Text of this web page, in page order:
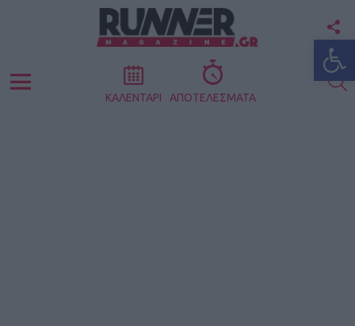
Menu ΚΑΛΕΝΤΑΡΙ ΑΠΟΤΕΛΕΣΜΑΤΑ